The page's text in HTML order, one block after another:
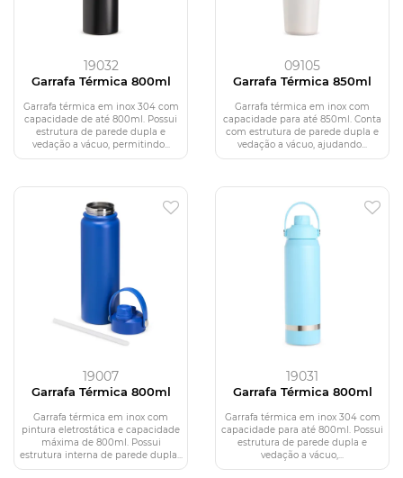
19032
Garrafa Térmica 800ml
Garrafa térmica em inox 304 com
capacidade de até 800ml. Possui
estrutura de parede dupla e
vedação a vácuo, permitindo...
09105
Garrafa Térmica 850ml
Garrafa térmica em inox com
capacidade para até 850ml. Conta
com estrutura de parede dupla e
vedação a vácuo, ajudando...
19007
Garrafa Térmica 800ml
Garrafa térmica em inox com
pintura eletrostática e capacidade
máxima de 800ml. Possui
estrutura interna de parede dupla...
19031
Garrafa Térmica 800ml
Garrafa térmica em inox 304 com
capacidade para até 800ml. Possui
estrutura de parede dupla e
vedação a vácuo,...